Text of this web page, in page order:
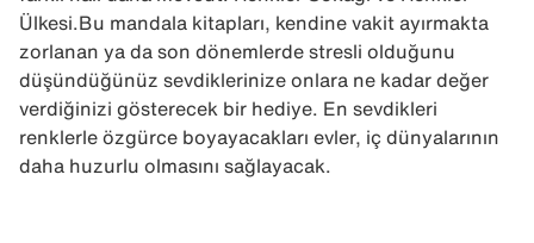
Ülkesi.Bu mandala kitapları, kendine vakit ayırmakta
zorlanan ya da son dönemlerde stresli olduğunu
düşündüğünüz sevdiklerinize onlara ne kadar değer
verdiğinizi gösterecek bir hediye. En sevdikleri
renklerle özgürce boyayacakları evler, iç dünyalarının
daha huzurlu olmasını sağlayacak.